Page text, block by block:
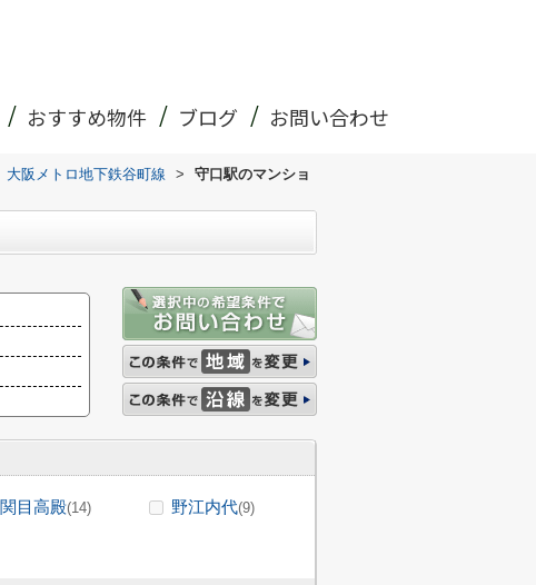
おすすめ物件 ブログ お問い合わせ
大阪メトロ地下鉄谷町線 >
守口駅のマンショ
関目高殿(14) 野江内代(9)